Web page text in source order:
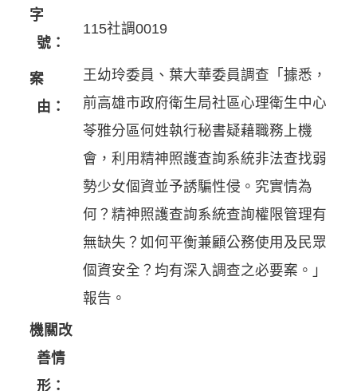
字
號：
115社調0019
案
由：
王幼玲委員、葉大華委員調查「據悉，
前高雄市政府衛生局社區心理衛生中心
苓雅分區何姓執行秘書疑藉職務上機
會，利用精神照護查詢系統非法查找弱
勢少女個資並予誘騙性侵。究實情為
何？精神照護查詢系統查詢權限管理有
無缺失？如何平衡兼顧公務使用及民眾
個資安全？均有深入調查之必要案。」
報告。
機關改
善情
形：